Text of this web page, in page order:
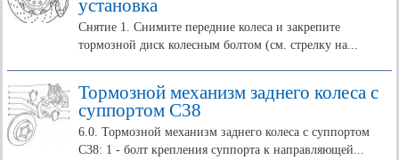
установка
Снятие 1. Снимите передние колеса и закрепите
тормозной диск колесным болтом (см. стрелку на...
Тормозной механизм заднего колеса с
суппортом С38
6.0. Тормозной механизм заднего колеса с суппортом
С38: 1 - болт крепления суппорта к направляющей...